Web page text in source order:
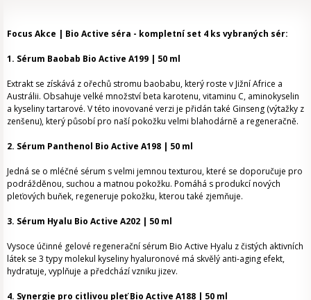
Focus Akce | Bio Active séra - kompletní set 4 ks vybraných sér:
1. Sérum Baobab Bio Active A199 | 50 ml
Extrakt se získává z ořechů stromu baobabu, který roste v Jižní Africe a
Austrálii. Obsahuje velké množství beta karotenu, vitaminu C, aminokyselin
a kyseliny tartarové. V této inovované verzi je přidán také Ginseng (výtažky z
zenšenu), který působí pro naší pokožku velmi blahodárně a regeneračně.
2. Sérum Panthenol Bio Active A198 | 50 ml
Jedná se o mléčné sérum s velmi jemnou texturou, které se doporučuje pro
podrážděnou, suchou a matnou pokožku. Pomáhá s produkcí nových
pleťových buňek, regeneruje pokožku, kterou také zjemňuje.
3. Sérum Hyalu Bio Active A202 | 50 ml
Vysoce účinné gelové regenerační sérum Bio Active Hyalu z čistých aktivních
látek se 3 typy molekul kyseliny hyaluronové má skvělý anti-aging efekt,
hydratuje, vyplňuje a předchází vzniku jizev.
4. Synergie pro citlivou pleť Bio Active A188 | 50 ml